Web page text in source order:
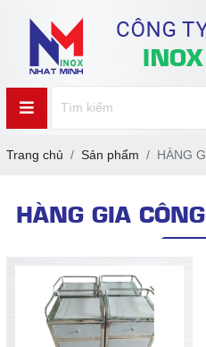
Trang chủ Sản phẩm HÀNG
HÀNG GIA